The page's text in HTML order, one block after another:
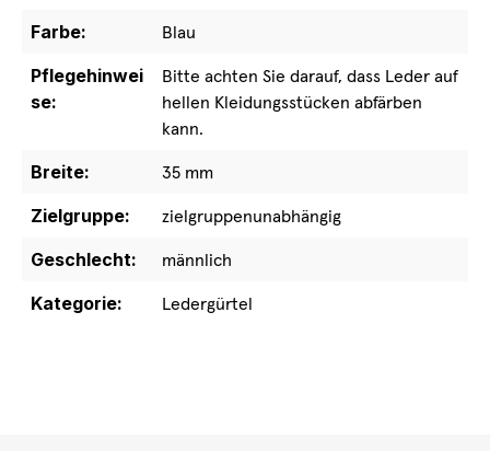
Farbe:
Blau
Pflegehinwei
se:
Bitte achten Sie darauf, dass Leder auf
hellen Kleidungsstücken abfärben
kann.
Breite:
35 mm
Zielgruppe:
zielgruppenunabhängig
Geschlecht:
männlich
Kategorie:
Ledergürtel